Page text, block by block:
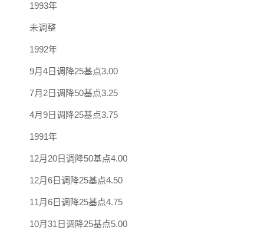
1993年
未调整
1992年
9月4日调降25基点3.00
7月2日调降50基点3.25
4月9日调降25基点3.75
1991年
12月20日调降50基点4.00
12月6日调降25基点4.50
11月6日调降25基点4.75
10月31日调降25基点5.00